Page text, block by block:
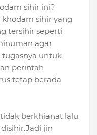
sihir ini?
sihir yang
tersihir seperti
agar
tugasnya untuk
perintah
tetap berada
berkhianat lalu
jin